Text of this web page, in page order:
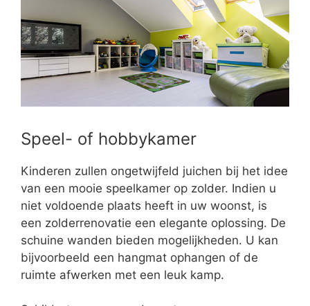
Speel- of hobbykamer
Kinderen zullen ongetwijfeld juichen bij het idee
van een mooie speelkamer op zolder. Indien u
niet voldoende plaats heeft in uw woonst, is
een zolderrenovatie een elegante oplossing. De
schuine wanden bieden mogelijkheden. U kan
bijvoorbeeld een hangmat ophangen of de
ruimte afwerken met een leuk kamp.